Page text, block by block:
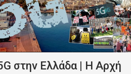
στην Ελλάδα | Η Αρχή